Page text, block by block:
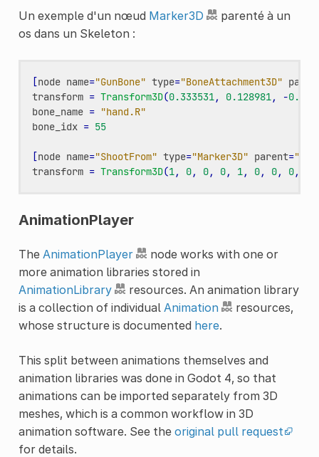
Un exemple d'un nœud Marker3D
parenté à un
os dans un Skeleton :
[node name="GunBone" type="BoneAttachment3D"
transform = Transform3D(0.333531, 0.128981, -
bone_name = "hand.R"
bone_idx = 55
[node name="ShootFrom" type="Marker3D" parent=
transform = Transform3D(1, 0, 0, 0, 1, 0, 0, 0,
AnimationPlayer
The AnimationPlayer
node works with one or
more animation libraries stored in
AnimationLibrary
resources. An animation library
is a collection of individual Animation
resources,
whose structure is documented here.
This split between animations themselves and
animation libraries was done in Godot 4, so that
animations can be imported separately from 3D
meshes, which is a common workflow in 3D
animation software. See the original pull request
for details.